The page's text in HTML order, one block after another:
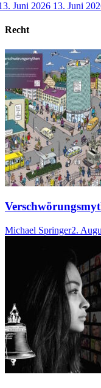
Juni 2026 13. Juni
Recht
Michael Springer2.